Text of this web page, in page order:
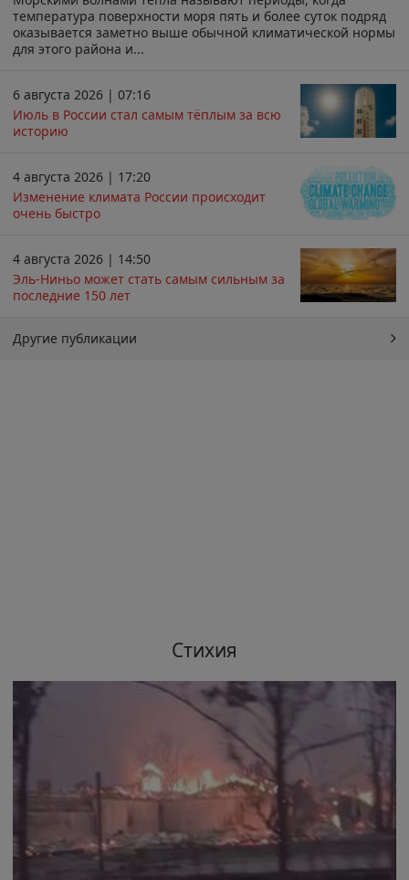
температура поверхности моря пять и более суток подряд
оказывается заметно выше обычной климатической нормы
для этого района и...
6 августа 2026 | 07:16
Июль в России стал самым тёплым за всю
историю
4 августа 2026 | 17:20
Изменение климата России происходит
очень быстро
4 августа 2026 | 14:50
Эль-Ниньо может стать самым сильным за
последние 150 лет
Другие публикации
Стихия